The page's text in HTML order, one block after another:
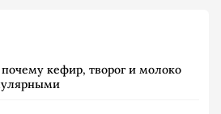
кефир, творог и молоко